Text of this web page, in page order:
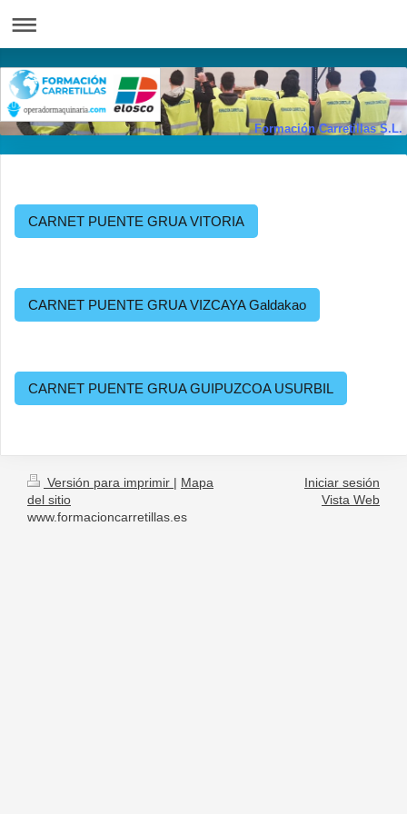
Formación Carretillas S.L.
CARNET PUENTE GRUA VITORIA
CARNET PUENTE GRUA VIZCAYA Galdakao
CARNET PUENTE GRUA GUIPUZCOA USURBIL
Versión para imprimir | Mapa
del sitio
www.formacioncarretillas.es
Iniciar sesión
Vista Web